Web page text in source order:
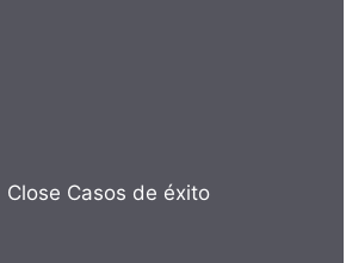
Close Casos de éxito